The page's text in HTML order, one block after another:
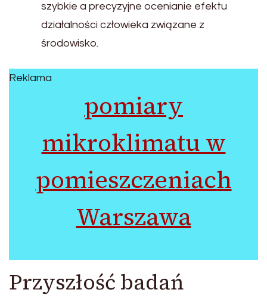
szybkie a precyzyjne ocenianie efektu
działalności człowieka związane z
środowisko.
Reklama
pomiary
mikroklimatu w
pomieszczeniach
Warszawa
Przyszłość badań